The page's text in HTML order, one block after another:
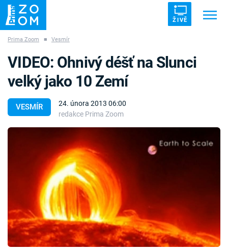
ŽIVĚ
ZÁHADY VETŘELCI DÁVNOVĚKU
Témata
Témata
Pořady
TV Program
Časopis
Prima Zoom ■ Vesmír
VESMÍR
24. února 2013 06:00
redakce Prima Zoom
VIDEO: Ohnivý déšť na Slunci
velký jako 10 Zemí